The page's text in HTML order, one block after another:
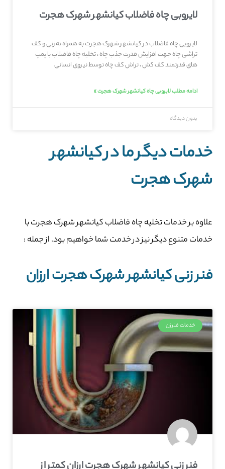
لایروبی چاه فاضلاب کیانشهر شهرک هجرت
لایروبی چاه فاضلاب در کیانشهر شهرک هجرت به همراه ته زنی و کف
تراشی چاه جهت افزایش قدرت جذب چاه ، تخلیه چاه فاضلاب با پمپ
های قدرتمند کف کش ، تراش کف چاه توسط نیروی انسانی
ادامه مطلب لایروبی چاه کیانشهر شهرک هجرت »
بدون دیدگاه
خدمات دیگر ما در کیانشهر
شهرک هجرت
علاوه بر خدمات تخلیه چاه فاضلاب کیانشهر شهرک هجرت با
خدمات متنوع دیگر نیز در خدمت شما خواهیم بود. از جمله :
فنر زنی کیانشهر شهرک هجرت ارزان
خدمات فنرزن